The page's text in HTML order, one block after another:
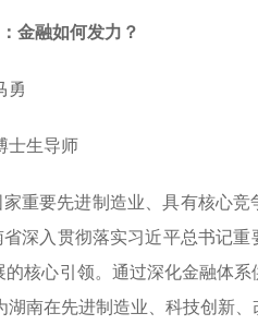
金融如何发力？
勇
士生导师
重要先进制造业、具有核心竞
深入贯彻落实习近平总书记重
核心引领。通过深化金融体系
南在先进制造业、科技创新